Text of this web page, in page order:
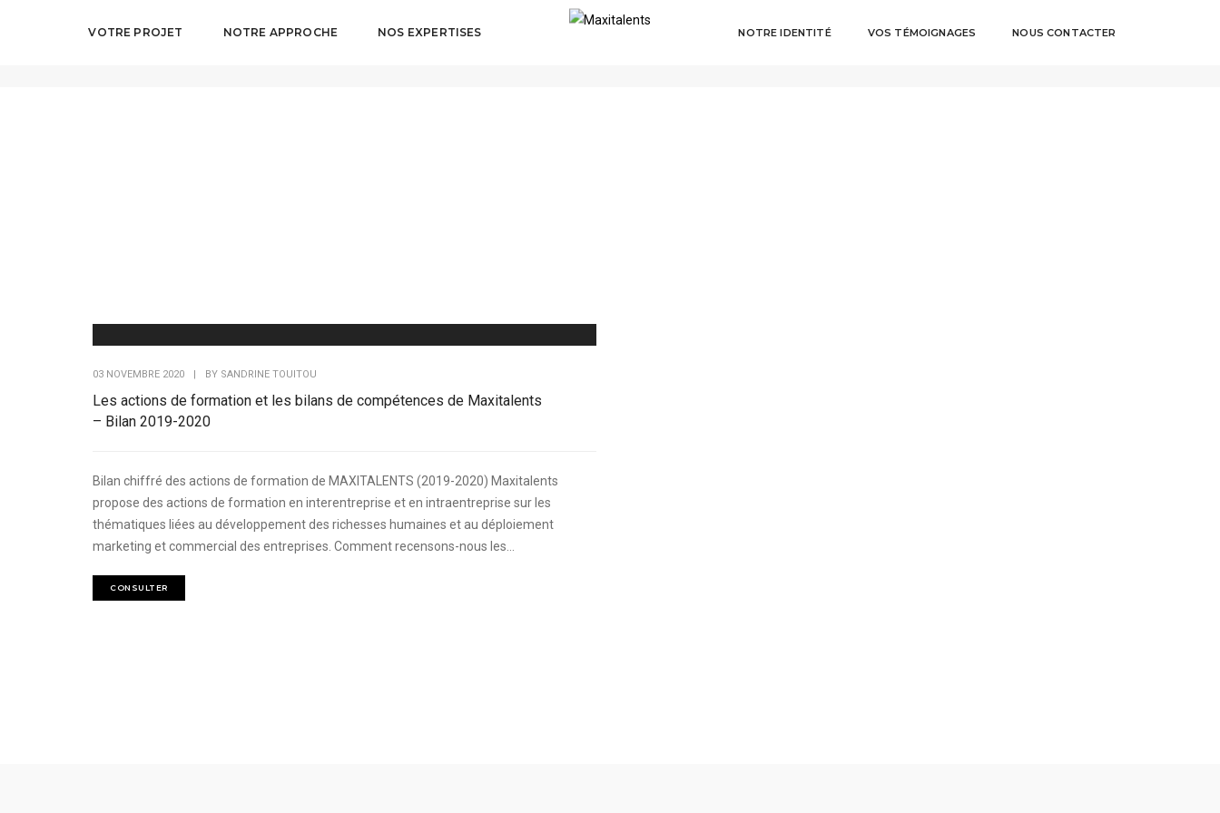
VOTRE PROJET NOTRE APPROCHE NOS EXPERTISES NOTRE IDENTITÉ VOS TÉMOIGNAGES NOUS CONTACTER
merchandising
03 NOVEMBRE 2020 BY SANDRINE TOUITOU
Les actions de formation et les bilans de compétences de Maxitalents
– Bilan 2019-2020
Bilan chiffré des actions de formation de MAXITALENTS (2019-2020) Maxitalents
propose des actions de formation en interentreprise et en intraentreprise sur les
thématiques liées au développement des richesses humaines et au déploiement
marketing et commercial des entreprises. Comment recensons-nous les...
CONSULTER